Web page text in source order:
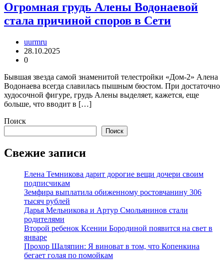
Огромная грудь Алены Водонаевой
стала причиной споров в Сети
uurmru
28.10.2025
0
Бывшая звезда самой знаменитой телестройки «Дом-2» Алена
Водонаева всегда славилась пышным бюстом. При достаточно
худосочной фигуре, грудь Алены выделяет, кажется, еще
больше, что вводит в […]
Поиск
Поиск
Свежие записи
Елена Темникова дарит дорогие вещи дочери своим
подписчикам
Земфира выплатила обиженному ростовчанину 306
тысяч рублей
Дарья Мельникова и Артур Смольянинов стали
родителями
Второй ребенок Ксении Бородиной появится на свет в
январе
Прохор Шаляпин: Я виноват в том, что Копенкина
бегает голая по помойкам